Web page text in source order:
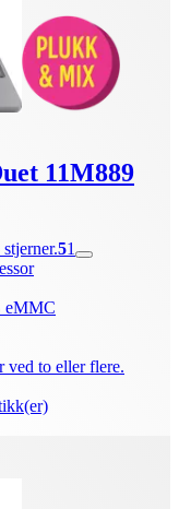
11M889
51
eMMC
ved to eller flere.